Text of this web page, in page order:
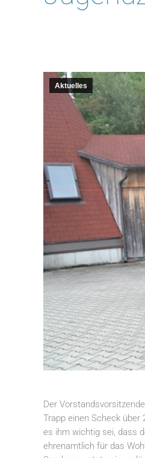
Aktuelles
Der
Trapp einen Scheck
es ihm wichtig sei, dass
ehrenamtlich für das